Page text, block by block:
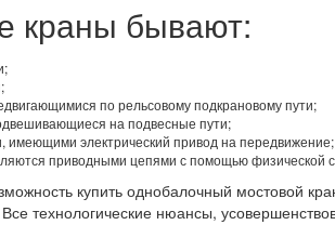
краны бывают:
по рельсовому подкрановому пути;
на подвесные пути;
имеющими электрический привод на передвижение;
приводными цепями с помощью физической
купить однобалочный мостовой
технологические нюансы,